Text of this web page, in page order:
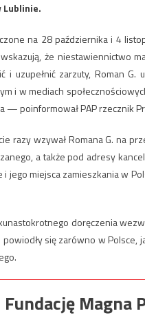
Lublinie.
na 28 października i 4
że niestawiennictwo
i uzupełnić zarzuty, Roman
i w mediach
poinformował PAP rzecznik
razy wzywał Romana G. na
a także pod adresy
jego miejsca zamieszkania w
doręczenia
się zarówno w Polsce,
Magna